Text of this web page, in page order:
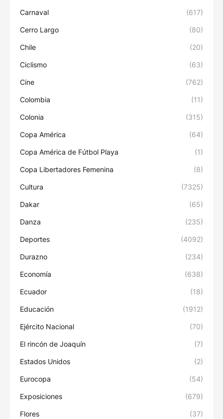
Carnaval (617)
Cerro Largo (80)
Chile (20)
Ciclismo (63)
Cine (762)
Colombia (11)
Colonia (315)
Copa América (64)
Copa América de Fútbol Playa (1)
Copa Libertadores Femenina (8)
Cultura (7325)
Dakar (65)
Danza (235)
Deportes (4092)
Durazno (234)
Economía (638)
Ecuador (18)
Educación (1912)
Ejército Nacional (70)
El rincón de Joaquín (7)
Estados Unidos (2)
Eurocopa (54)
Exposiciones (679)
Flores (37)